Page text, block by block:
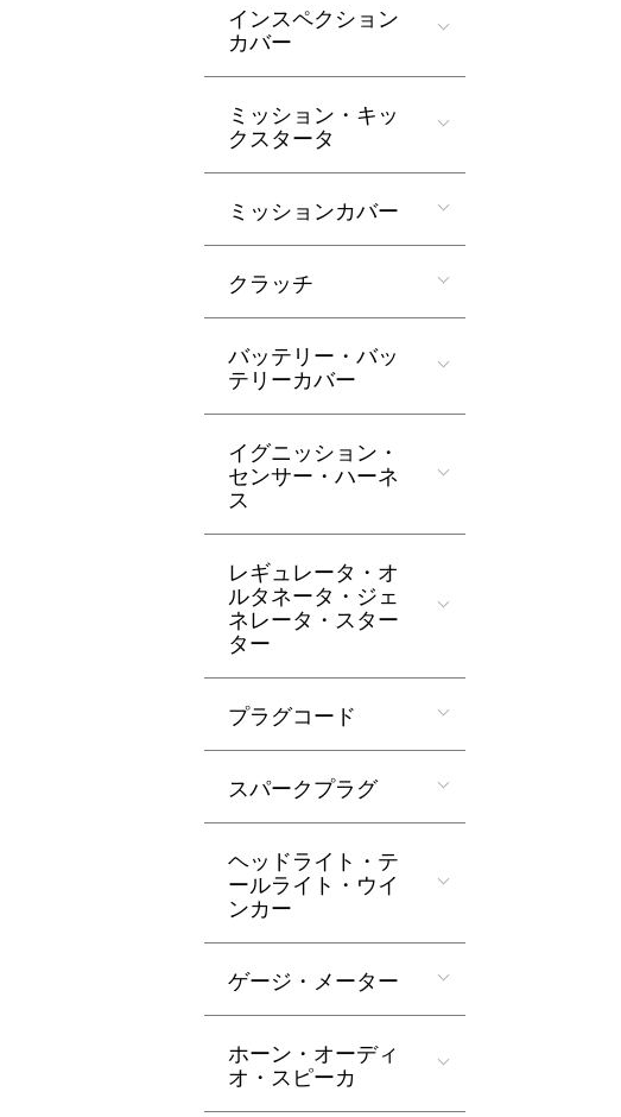
インスペクション
カバー
ミッション・キッ
クスタータ
ミッションカバー
クラッチ
バッテリー・バッ
テリーカバー
イグニッション・
センサー・ハーネ
ス
レギュレータ・オ
ルタネータ・ジェ
ネレータ・スター
ター
プラグコード
スパークプラグ
ヘッドライト・テ
ールライト・ウイ
ンカー
ゲージ・メーター
ホーン・オーディ
オ・スピーカ